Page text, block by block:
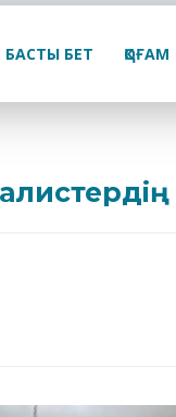
БАСТЫ БЕТ ҚОҒАМ